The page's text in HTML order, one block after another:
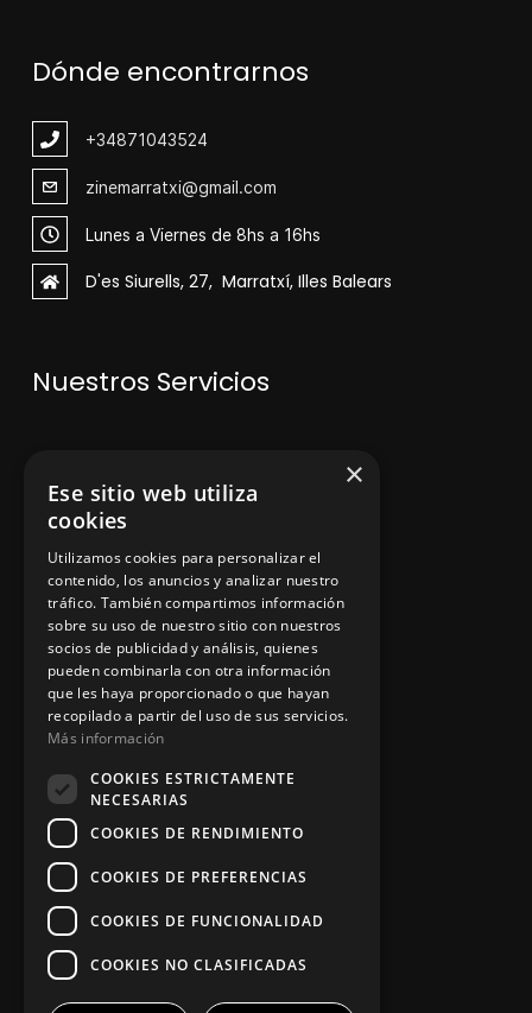
Dónde encontrarnos
+34871043524
zinemarratxi@gmail.com
Lunes a Viernes de 8hs a 16hs
D'es Siurells, 27, Marratxí, Illes Balears
Nuestros Servicios
Asesoramiento personalizado
Instalación y reparación
Contacto
Información legal
Política de privacidad
Aviso legal
App Zine Hostelería
×
Ese sitio web utiliza
cookies
Utilizamos cookies para personalizar el
contenido, los anuncios y analizar nuestro
tráfico. También compartimos información
sobre su uso de nuestro sitio con nuestros
socios de publicidad y análisis, quienes
pueden combinarla con otra información
que les haya proporcionado o que hayan
recopilado a partir del uso de sus servicios.
Más información
COOKIES ESTRICTAMENTE
NECESARIAS
COOKIES DE RENDIMIENTO
COOKIES DE PREFERENCIAS
COOKIES DE FUNCIONALIDAD
COOKIES NO CLASIFICADAS